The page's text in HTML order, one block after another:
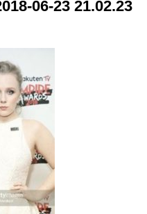
06-23 21.02.23